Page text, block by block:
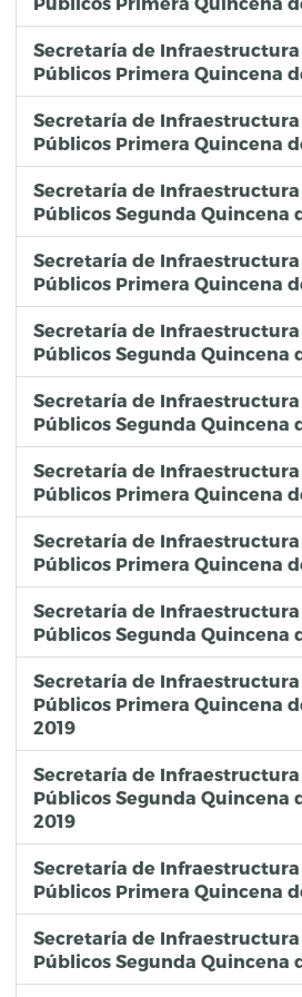
101496
Ricardo Alejandro Quintana Cerrada Emiliano Zapata número 8, Colonia Vista Hermosa Alamos
96925
Roberto Loyola Meza Avenida 15 de Mayo, Colonias Maestro Federal y Las Hadas, Puebla
305295
Luis Pérez Arrieta bacheo con mezcla asfaltica diferentes calles
200380
Benito López Velázquez Supervisión de Bacheo A 17
309365
David Peral Candia Calle Articulo 9 Colonia Costitucion Mexicana, Avenida Carmen Millán-el Trebol (Atilac) Colonias 1A Sección Rancho Colorado y San Felipe Hueyotlipan.
6415
Edgardo Espinosa Calixto Valle Violetas entre Av. 16 de Septiembre y Blvd. Carlos Camacho Espiritu, colonia Bugambilias
Secretaría de Infraestructura
Públicos Primera Quincena
Secretaría de Infraestructura
Públicos Primera Quincena
Secretaría de Infraestructura
Públicos Segunda Quincena
Secretaría de Infraestructura
Públicos Primera Quincena
Secretaría de Infraestructura
Públicos Segunda Quincena
Secretaría de Infraestructura
Públicos Segunda Quincena
Secretaría de Infraestructura
Públicos Primera Quincena
Secretaría de Infraestructura
Públicos Primera Quincena
Secretaría de Infraestructura
Públicos Segunda Quincena
Secretaría de Infraestructura
Públicos Primera Quincena
2019
Secretaría de Infraestructura
Públicos Segunda Quincena
2019
Secretaría de Infraestructura
Públicos Primera Quincena
Secretaría de Infraestructura
Públicos Segunda Quincena